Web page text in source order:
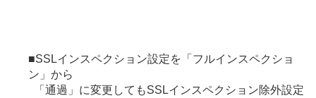
■SSLインスペクション設定を「フルインスペクショ
ン」から
「通過」に変更してもSSLインスペクション除外設定